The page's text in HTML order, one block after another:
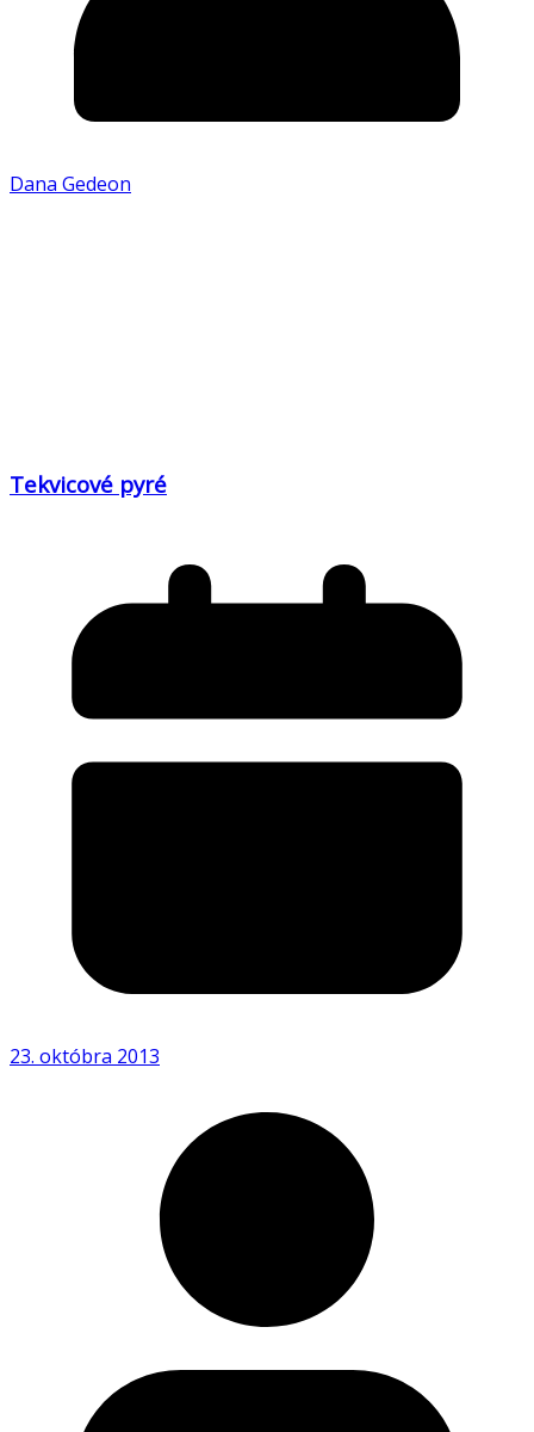
Dana Gedeon
Tekvicové pyré
23. októbra 2013